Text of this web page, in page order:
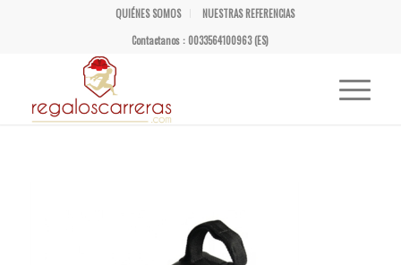
QUIÉNES SOMOS
NUESTRAS REFERENCIAS
Contactanos : 0033564100963 (ES)